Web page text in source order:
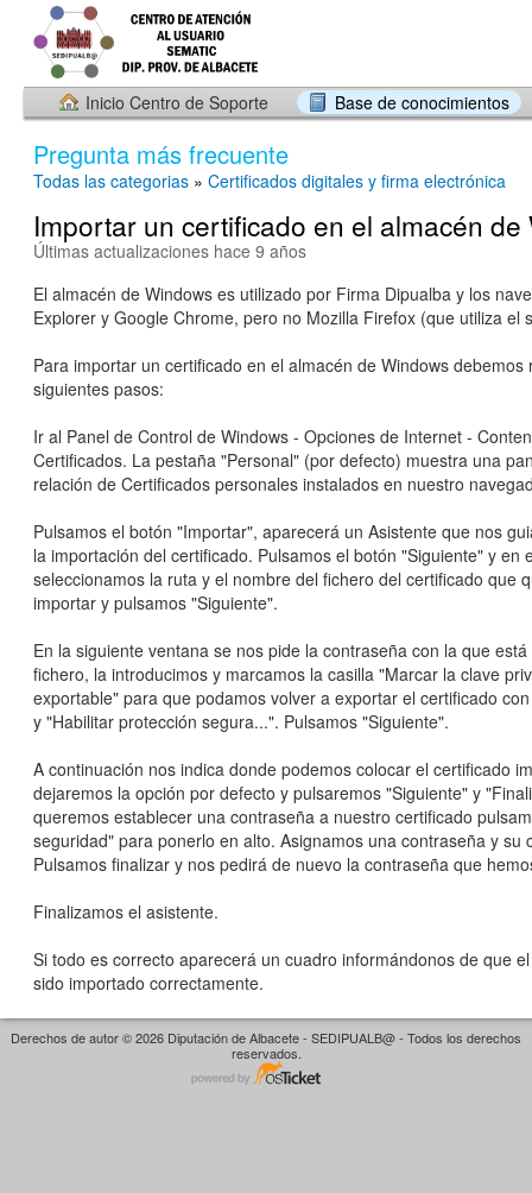
Inicio Centro de Soporte Base de conocimientos
Pregunta más frecuente
Todas las categorias » Certificados digitales y firma electrónica
Importar un certificado en el almacén de
Últimas actualizaciones hace 9 años
El almacén de Windows es utilizado por Firma Dipualba y los
Explorer y Google Chrome, pero no Mozilla Firefox (que utiliza el
Para importar un certificado en el almacén de Windows debemos
siguientes pasos:
Ir al Panel de Control de Windows - Opciones de Internet -
Certificados. La pestaña "Personal" (por defecto) muestra una
relación de Certificados personales instalados en nuestro
Pulsamos el botón "Importar", aparecerá un Asistente que nos
la importación del certificado. Pulsamos el botón "Siguiente" y en
seleccionamos la ruta y el nombre del fichero del certificado que
importar y pulsamos "Siguiente".
En la siguiente ventana se nos pide la contraseña con la que
fichero, la introducimos y marcamos la casilla "Marcar la clave
exportable" para que podamos volver a exportar el certificado
y "Habilitar protección segura...". Pulsamos "Siguiente".
A continuación nos indica donde podemos colocar el certificado
dejaremos la opción por defecto y pulsaremos "Siguiente" y
queremos establecer una contraseña a nuestro certificado
seguridad" para ponerlo en alto. Asignamos una contraseña y su
Pulsamos finalizar y nos pedirá de nuevo la contraseña que
Finalizamos el asistente.
Si todo es correcto aparecerá un cuadro informándonos de que
sido importado correctamente.
Derechos de autor © 2026 Diputación de Albacete - SEDIPUALB@ - Todos los derechos
reservados.